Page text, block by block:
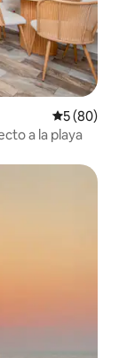
5 (80)
a la playa